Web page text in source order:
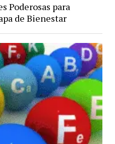
Poderosas para
de Bienestar